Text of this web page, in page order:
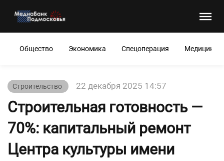
Общество Экономика Спецоперация Медицина
Строительство 22 декабря 2025 14:57
Строительная готовность —
70%: капитальный ремонт
Центра культуры имени